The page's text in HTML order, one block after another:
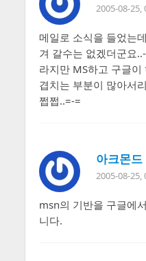
2005-08-25,
메일로 소식을 들었는
겨 갈수는 없겠더군요
라지만 MS하고 구글
겹치는 부분이 많아서
쩝쩝..=-=
아크몬드
2005-08-25,
msn의 기반을 구글에
니다.